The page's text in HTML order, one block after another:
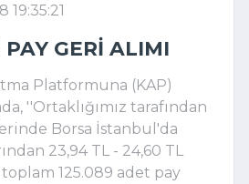
19:35:21
GERI ALIMI
Platformuna (KAP)
''Ortaklığımız tarafından
Borsa İstanbul'da
23,94 TL - 24,60 TL
125.089 adet pay